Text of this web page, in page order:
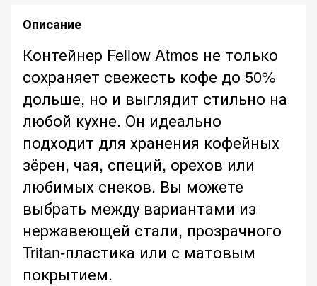
Описание
Контейнер Fellow Atmos не только
сохраняет свежесть кофе до 50%
дольше, но и выглядит стильно на
любой кухне. Он идеально
подходит для хранения кофейных
зёрен, чая, специй, орехов или
любимых снеков. Вы можете
выбрать между вариантами из
нержавеющей стали, прозрачного
Tritan-пластика или с матовым
покрытием.